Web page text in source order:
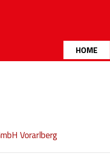
HOME
Vorarlberg